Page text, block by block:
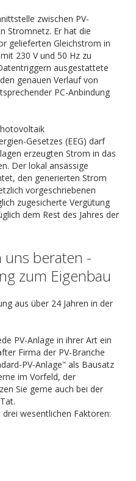
zwischen PV-
Stromnetz. Er hat die
gelieferten Gleichstrom in
230 V und 50 Hz zu
ausgestattete
genauen Verlauf von
PC-Anbindung
Gesetzes (EEG) darf
erzeugten Strom in das
Der lokal ansässige
den generierten Strom
vorgeschriebenen
zugesicherte Vergütung
dem Rest des Jahres der
uns beraten -
zum Eigenbau
aus über 24 Jahren in der
PV-Anlage in ihrer Art ein
Firma der PV-Branche
PV-Anlage" als Bausatz
im Vorfeld, der
Sie gerne auch bei der
wesentlichen Faktoren: